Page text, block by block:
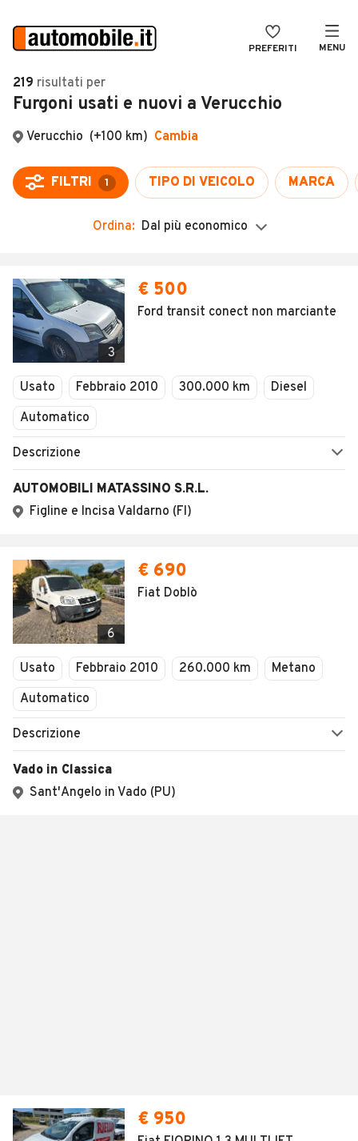
PREFERITI MENU
Auto
Auto usate
Auto Km 0
Auto Nuove
Noleggio a lungo termine
Moto
Camper
Veicoli Commerciali
Concessionari
VENDI
MAGAZINE
ACCEDI
219 risultati per
Furgoni usati e nuovi a Verucchio
Verucchio (+100 km) Cambia
FILTRI 1 TIPO DI VEICOLO MARCA
Ordina: Dal più economico